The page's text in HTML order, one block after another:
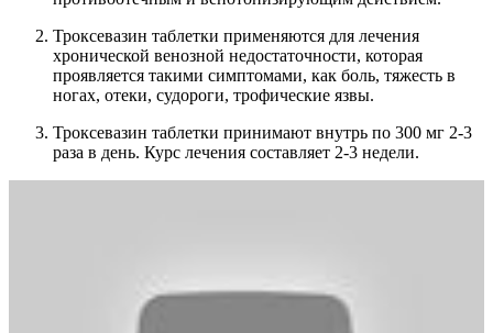
Троксевазин таблетки применяются для лечения
хронической венозной недостаточности, которая
проявляется такими симптомами, как боль, тяжесть в
ногах, отеки, судороги, трофические язвы.
Троксевазин таблетки принимают внутрь по 300 мг 2-3
раза в день. Курс лечения составляет 2-3 недели.